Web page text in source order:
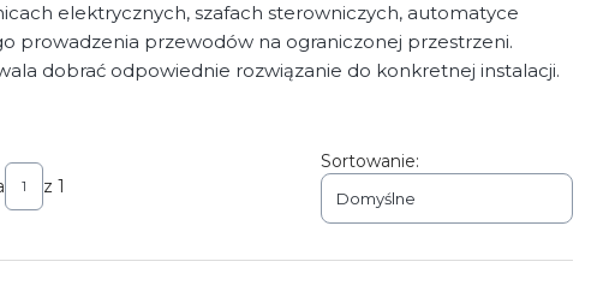
elektrycznych, szafach sterowniczych, automatyce
prowadzenia przewodów na ograniczonej przestrzeni.
dobrać odpowiednie rozwiązanie do konkretnej instalacji.
Sortowanie:
Domyślne
z 1